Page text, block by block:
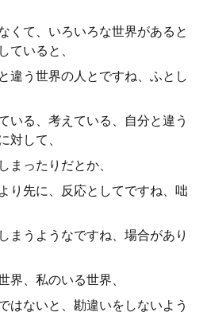
くて、いろいろな世界があると
ていると、
違う世界の人とですね、ふとし
いる、考えている、自分と違う
対して、
まったりだとか、
り先に、反応としてですね、咄
まうようなですね、場合があり
界、私のいる世界、
はないと、勘違いをしないよう